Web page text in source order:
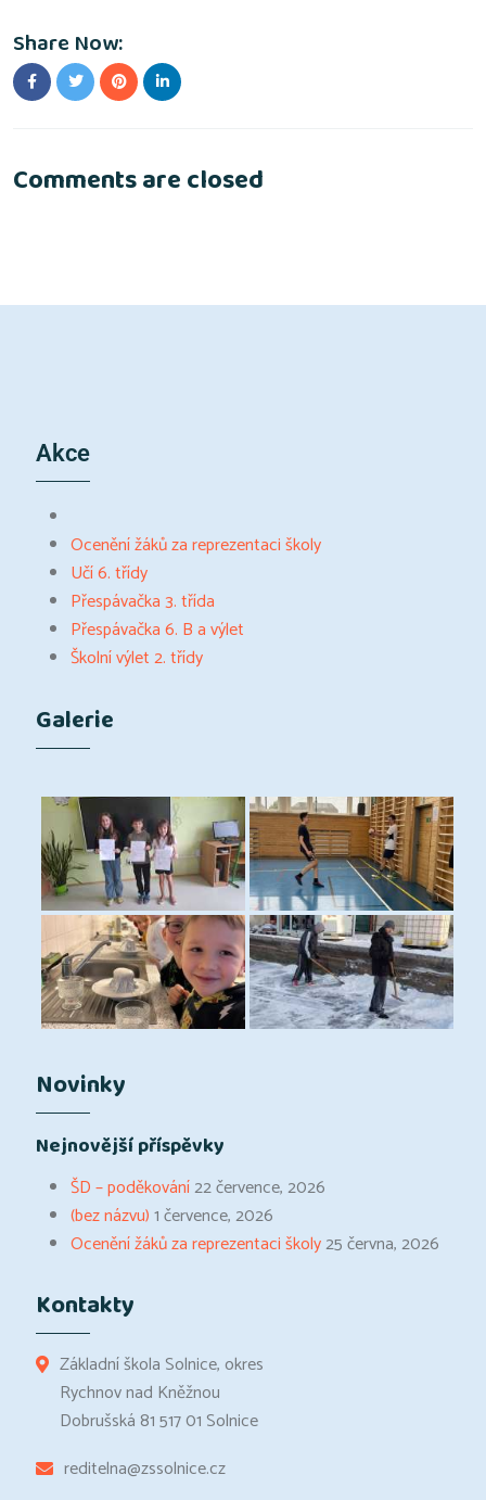
Share Now:
Comments are closed
Akce
Ocenění žáků za reprezentaci školy
Učí 6. třídy
Přespávačka 3. třída
Přespávačka 6. B a výlet
Školní výlet 2. třídy
Galerie
Novinky
Nejnovější příspěvky
ŠD – poděkování22 července, 2026
(bez názvu)1 července, 2026
Ocenění žáků za reprezentaci školy25 června, 2026
Kontakty
Základní škola Solnice, okres
Rychnov nad Kněžnou
Dobrušská 81 517 01 Solnice
reditelna@zssolnice.cz